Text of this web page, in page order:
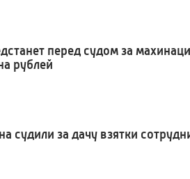
перед судом за
рублей
судили за дачу взятки